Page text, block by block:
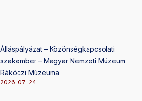
Álláspályázat – Közönségkapcsolati
szakember – Magyar Nemzeti Múzeum
Rákóczi Múzeuma
2026-07-24